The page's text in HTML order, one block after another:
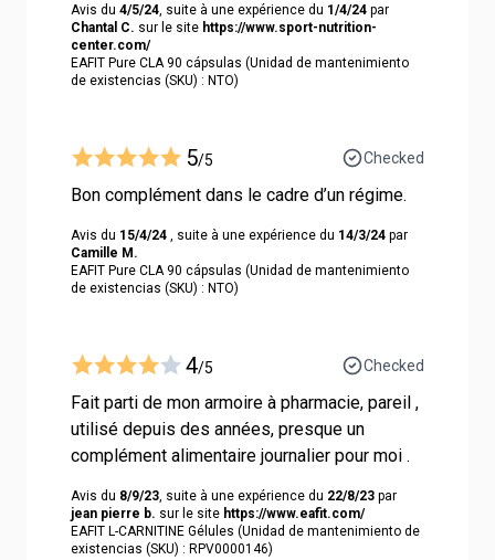
Avis du 4/5/24 , suite à une expérience du 1/4/24 par
Chantal C. sur le site https://www.sport-nutrition-
center.com/
EAFIT Pure CLA 90 cápsulas (Unidad de mantenimiento
de existencias (SKU) : NTO)
5/5 Checked
Bon complément dans le cadre d’un régime.
Avis du 15/4/24 , suite à une expérience du 14/3/24 par
Camille M.
EAFIT Pure CLA 90 cápsulas (Unidad de mantenimiento
de existencias (SKU) : NTO)
4/5 Checked
Fait parti de mon armoire à pharmacie, pareil ,
utilisé depuis des années, presque un
complément alimentaire journalier pour moi .
Avis du 8/9/23 , suite à une expérience du 22/8/23 par
jean pierre b. sur le site https://www.eafit.com/
EAFIT L-CARNITINE Gélules (Unidad de mantenimiento de
existencias (SKU) : RPV0000146)